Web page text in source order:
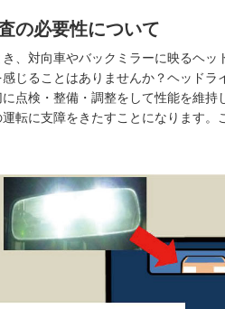
の必要性について
、対向車やバックミラーに映るヘ
じることはありませんか？ヘッド
点検・整備・調整をして性能を維
転に支障をきたすことになります